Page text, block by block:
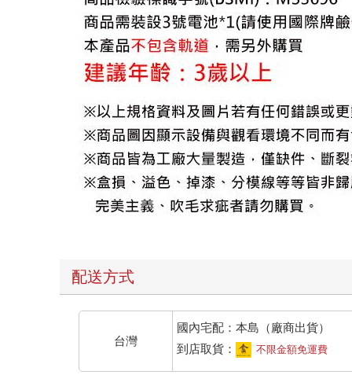
配送方式
台灣
國內宅配：本島（廠商出貨）
到店取貨：
不限金額免運費